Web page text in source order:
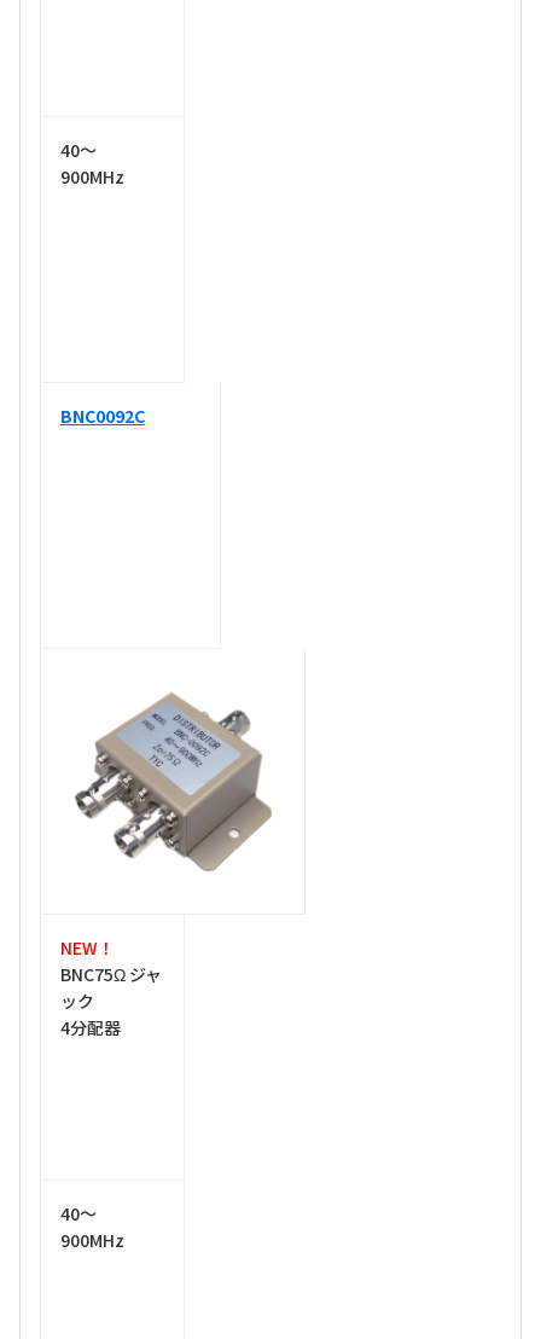
40～
900MHz
BNC0092C
NEW！
BNC75Ω ジャ
ック
4分配器
40～
900MHz